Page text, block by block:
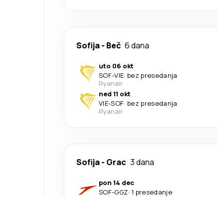
Sofija- Beč 6 dana
uto 06 okt
SOF-VIE· bez presedanja
Ryanair
ned 11 okt
VIE-SOF· bez presedanja
Ryanair
Sofija- Grac 3 dana
pon 14 dec
SOF-GGZ· 1 presedanje